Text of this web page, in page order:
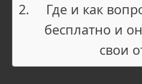
Где и как
бесплатно и
свои